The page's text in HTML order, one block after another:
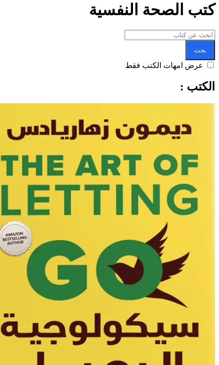
الصحة النفسية
عرض امهات الكتب فقط
: